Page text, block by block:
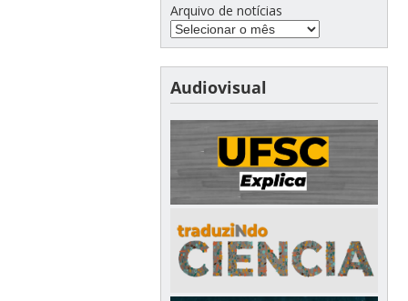
Arquivo de notícias
Audiovisual